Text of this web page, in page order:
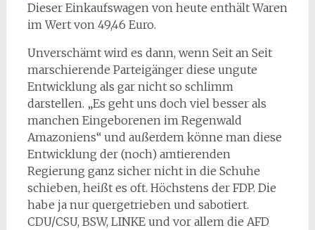
Dieser Einkaufswagen von heute enthält Waren
im Wert von 49,46 Euro.
Unverschämt wird es dann, wenn Seit an Seit
marschierende Parteigänger diese ungute
Entwicklung als gar nicht so schlimm
darstellen. „Es geht uns doch viel besser als
manchen Eingeborenen im Regenwald
Amazoniens“ und außerdem könne man diese
Entwicklung der (noch) amtierenden
Regierung ganz sicher nicht in die Schuhe
schieben, heißt es oft. Höchstens der FDP. Die
habe ja nur quergetrieben und sabotiert.
CDU/CSU, BSW, LINKE und vor allem die AFD